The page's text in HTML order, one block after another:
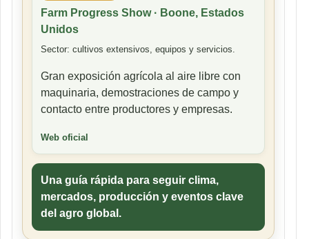
Farm Progress Show · Boone, Estados
Unidos
Sector: cultivos extensivos, equipos y servicios.
Gran exposición agrícola al aire libre con
maquinaria, demostraciones de campo y
contacto entre productores y empresas.
Web oficial
Una guía rápida para seguir clima,
mercados, producción y eventos clave
del agro global.